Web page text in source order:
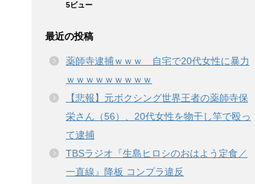
5ビュー
最近の投稿
薬師寺逮捕ｗｗｗ 自宅で20代女性に暴力
ｗｗｗｗｗｗｗｗｗ
【悲報】元ボクシング世界王者の薬師寺保
栄さん（56）、20代女性を物干し竿で殴っ
て逮捕
TBSラジオ『生島ヒロシのおはよう定食／
一直線』降板 コンプラ違反